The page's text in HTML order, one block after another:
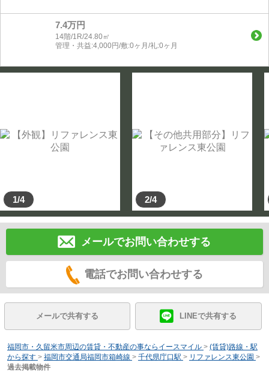
7.4万円
14階/1R/24.80㎡
管理・共益:4,000円/敷:0ヶ月/礼:0ヶ月
1/4 2/4
メールでお問い合わせする
電話でお問い合わせする
メールで共有する LINEで共有する
福岡市・久留米市周辺の賃貸・不動産の事ならイースマイル > (賃貸)路線・駅
から探す > 福岡市交通局福岡市箱崎線 > 千代県庁口駅 > リファレンス東公園 >
過去掲載物件